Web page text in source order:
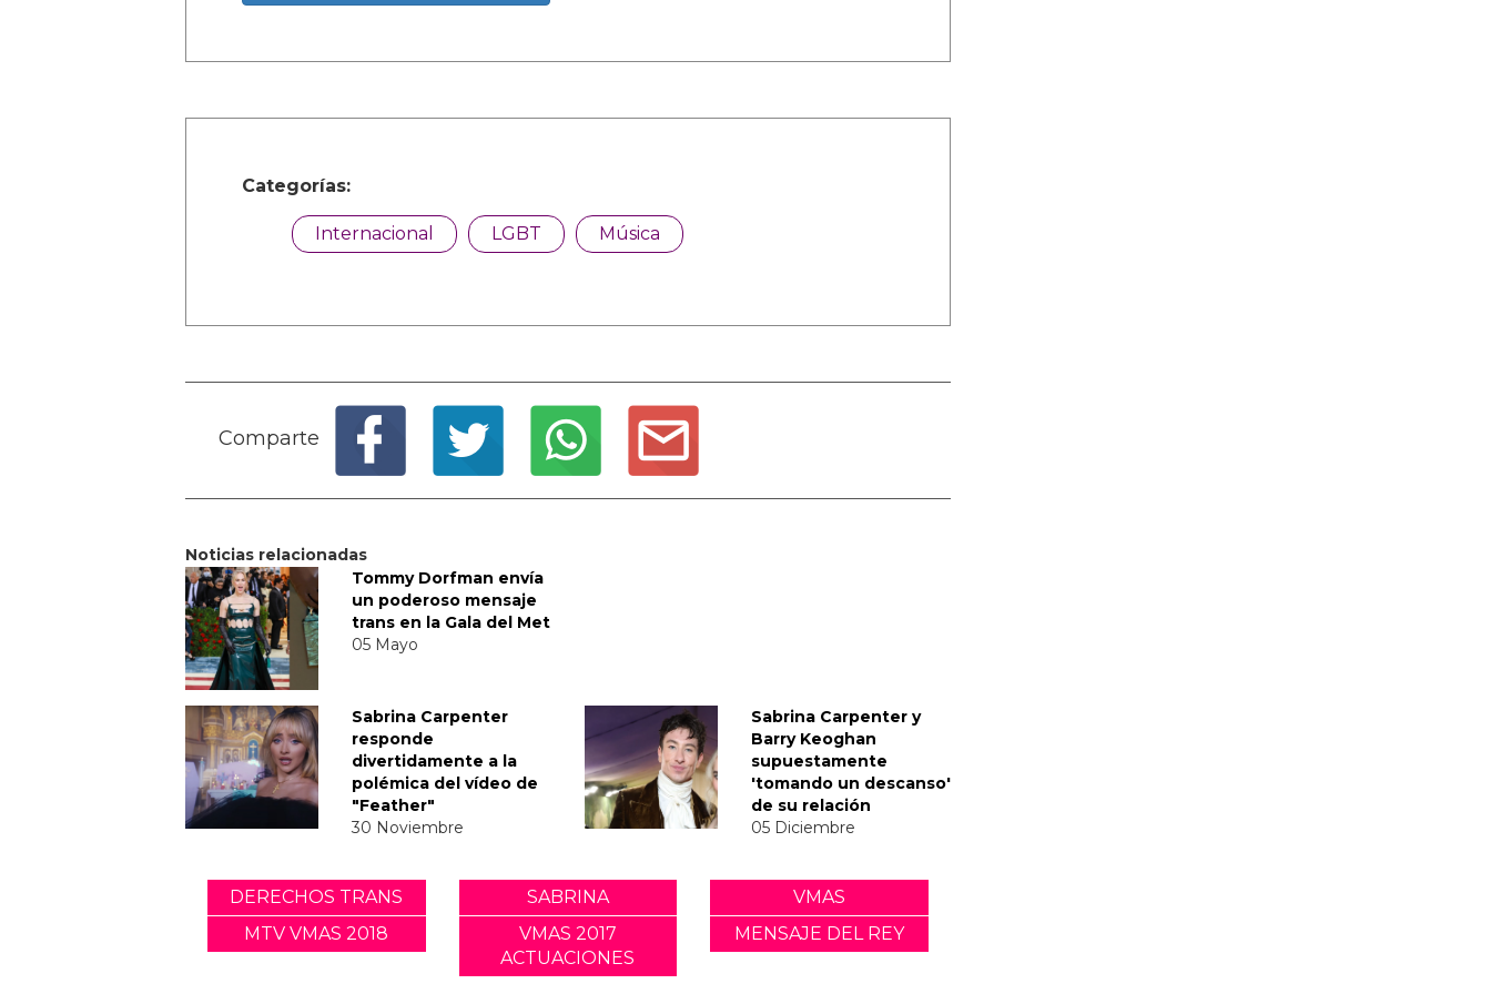
Categorías:
Internacional LGBT Música
Comparte
Noticias relacionadas
Tommy Dorfman envía
un poderoso mensaje
trans en la Gala del Met
05 Mayo
Sabrina Carpenter
responde
divertidamente a la
polémica del vídeo de
"Feather"
30 Noviembre
Sabrina Carpenter y
Barry Keoghan
supuestamente
'tomando un descanso'
de su relación
05 Diciembre
DERECHOS TRANS SABRINA
VMAS
MTV VMAS 2018
VMAS 2017
ACTUACIONES
MENSAJE DEL REY